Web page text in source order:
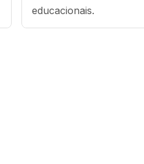
educacionais.